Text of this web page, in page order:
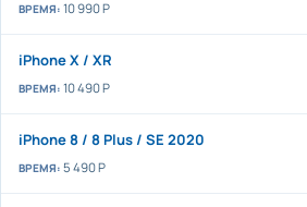
10 990 Р
iPhone X / XR
10 490 Р
iPhone 8 / 8 Plus / SE 2020
5 490 Р